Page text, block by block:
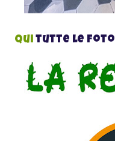
Qui tutte le foto